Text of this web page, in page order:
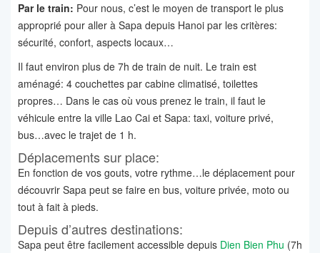
Par le train: Pour nous, c’est le moyen de transport le plus
approprié pour aller à Sapa depuis Hanoi par les critères:
sécurité, confort, aspects locaux…
Il faut environ plus de 7h de train de nuit. Le train est
aménagé: 4 couchettes par cabine climatisé, toilettes
propres… Dans le cas où vous prenez le train, il faut le
véhicule entre la ville Lao Cai et Sapa: taxi, voiture privé,
bus…avec le trajet de 1 h.
Déplacements sur place:
En fonction de vos gouts, votre rythme…le déplacement pour
découvrir Sapa peut se faire en bus, voiture privée, moto ou
tout à fait à pieds.
Depuis d’autres destinations:
Sapa peut être facilement accessible depuis Dien Bien Phu (7h